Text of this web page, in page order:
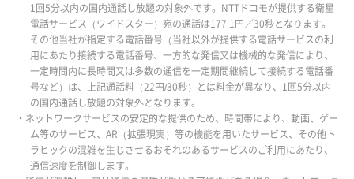
1回5分以内の国内通話し放題の対象外です。NTTドコモが提供する衛星
電話サービス（ワイドスター）宛の通話は177.1円／30秒となります。
その他当社が指定する電話番号（当社以外が提供する電話サービスの利
用にあたり接続する電話番号、一方的な発信又は機械的な発信により、
一定時間内に長時間又は多数の通信を一定期間継続して接続する電話番
号など）は、上記通話料（22円/30秒）とは料金が異なり、1回5分以内
の国内通話し放題の対象外となります。
・ネットワークサービスの安定的な提供のため、時間帯により、動画、ゲー
ム等のサービス、AR（拡張現実）等の機能を用いたサービス、その他ト
ラヒックの混雑を生じさせるおそれのあるサービスのご利用にあたり、
通信速度を制御します。